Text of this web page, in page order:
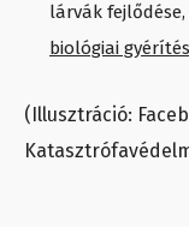
lárvák
biológiai
(Illusztráció: